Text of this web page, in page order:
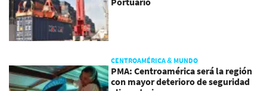
CENTROAMÉRICA & MUNDO
PMA: Centroamérica será la región
con mayor deterioro de seguridad